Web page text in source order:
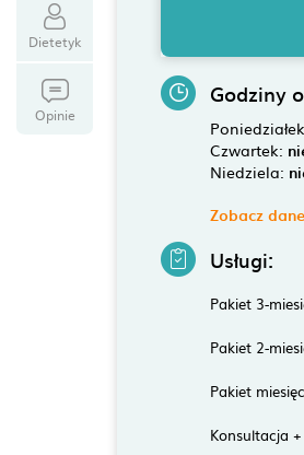
Dietetyk
Opinie
Godziny
Czwartek:
Niedziela:
Zobacz
Usługi:
Pakiet 3-
Pakiet 2-
Pakiet
Konsultacja